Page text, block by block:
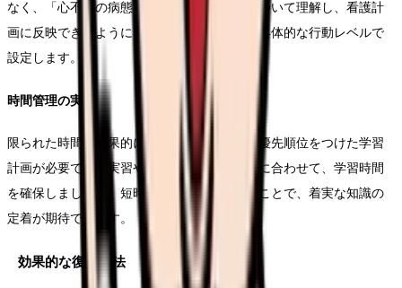
なく、「心不全の病態生理と主要な治療法について理解し、看護計
画に反映できるようになる」というように、具体的な行動レベルで
設定します。
時間管理の実践
限られた時間を効果的に活用するためには、優先順位をつけた学習
計画が必要です。実習や勤務のスケジュールに合わせて、学習時間
を確保しましょう。短時間でも毎日継続することで、着実な知識の
定着が期待できます。
効果的な復習方法